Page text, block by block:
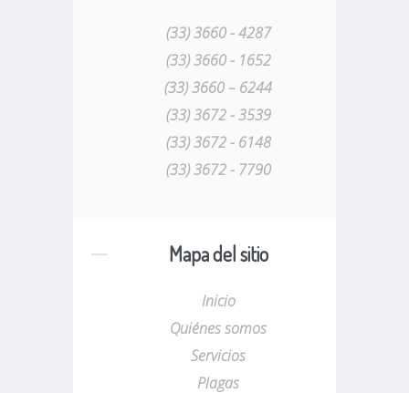
(33) 3660 - 4287
(33) 3660 - 1652
(33) 3660 – 6244
(33) 3672 - 3539
(33) 3672 - 6148
(33) 3672 - 7790
Mapa del sitio
Inicio
Quiénes somos
Servicios
Plagas